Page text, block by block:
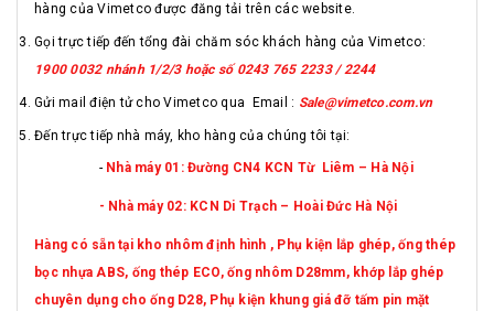
hàng của Vimetco được đăng tải trên các website.
Gọi trực tiếp đến tổng đài chăm sóc khách hàng của Vimetco:
1900 0032 nhánh 1/2/3 hoặc số 0243 765 2233 / 2244
Gửi mail điện tử cho Vimetco qua Email : Sale@vimetco.com.vn
Đến trực tiếp nhà máy, kho hàng của chúng tôi tại:
- Nhà máy 01: Đường CN4 KCN Từ Liêm – Hà Nội
- Nhà máy 02: KCN Di Trạch – Hoài Đức Hà Nội
Hàng có sẵn tại kho nhôm định hình , Phụ kiện lắp ghép, ống thép
bọc nhựa ABS, ống thép ECO, ống nhôm D28mm, khớp lắp ghép
chuyên dụng cho ống D28, Phụ kiện khung giá đỡ tấm pin mặt